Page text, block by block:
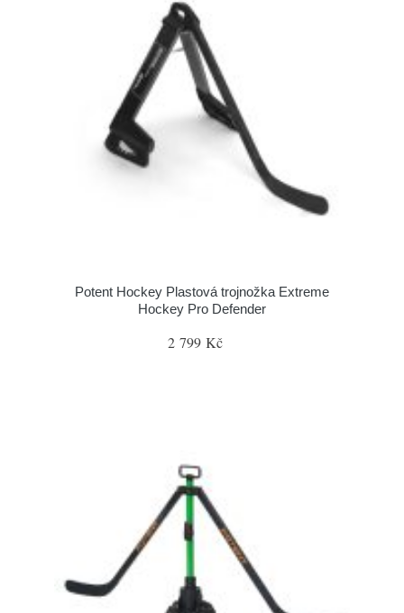
Potent Hockey Plastová trojnožka Extreme
Hockey Pro Defender
2 799 Kč